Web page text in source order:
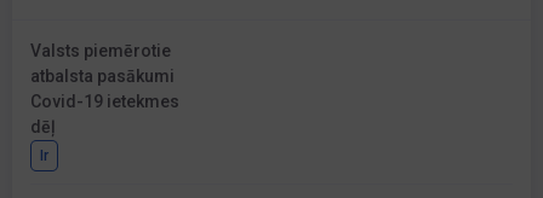
Valsts piemērotie
atbalsta pasākumi
Covid-19 ietekmes
dēļ
Ir